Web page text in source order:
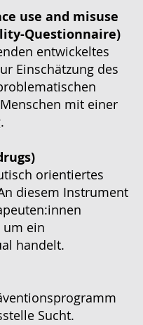
use and misuse
Questionnaire)
entwickeltes
Einschätzung des
mit einer
orientiertes
diesem Instrument
um ein
handelt.
Sucht.